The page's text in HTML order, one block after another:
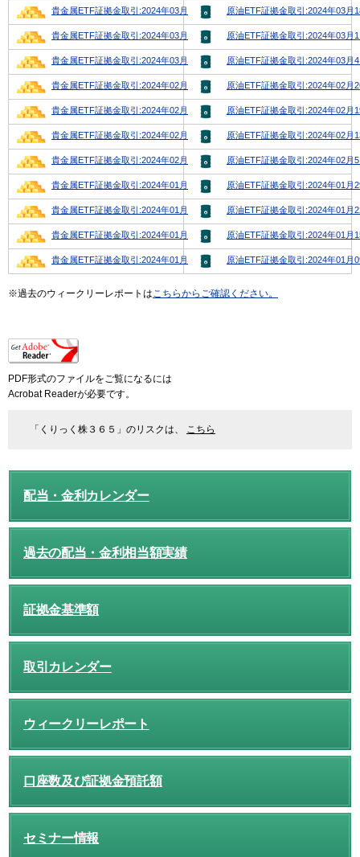
貴金属ETF証拠金取引:2024年03月18日号 原油ETF証拠金取引:2024年03月
貴金属ETF証拠金取引:2024年03月11日号 原油ETF証拠金取引:2024年03月
貴金属ETF証拠金取引:2024年03月4日号 原油ETF証拠金取引:2024年03月
貴金属ETF証拠金取引:2024年02月26日号 原油ETF証拠金取引:2024年02月
貴金属ETF証拠金取引:2024年02月19日号 原油ETF証拠金取引:2024年02月
貴金属ETF証拠金取引:2024年02月12日号 原油ETF証拠金取引:2024年02月
貴金属ETF証拠金取引:2024年02月6日号 原油ETF証拠金取引:2024年02月
貴金属ETF証拠金取引:2024年01月29日号 原油ETF証拠金取引:2024年01月
貴金属ETF証拠金取引:2024年01月22日号 原油ETF証拠金取引:2024年01月
貴金属ETF証拠金取引:2024年01月15日号 原油ETF証拠金取引:2024年01月
貴金属ETF証拠金取引:2024年01月08日号 原油ETF証拠金取引:2024年01月
※過去のウィークリーレポートはこちらからご確認ください。
PDF形式のファイルをご覧になるには
Acrobat Readerが必要です。
「くりっく株３６５」のリスクは、 こちら
配当・金利カレンダー
過去の配当・金利相当額実績
証拠金基準額
取引カレンダー
ウィークリーレポート
口座数及び証拠金預託額
セミナー情報